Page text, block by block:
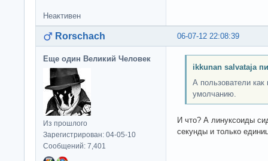
Неактивен
06-07-12 22:08:39
Rorschach
Еще один Великий Человек
Из прошлого
Зарегистрирован: 04-05-10
Сообщений: 7,401
ikkunan salvataja
А пользователи как
умолчанию.
И что? А линуксоиды
секунды и только